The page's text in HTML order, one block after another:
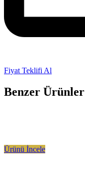
Fiyat Teklifi Al
Benzer Ürünler
Ürünü İncele